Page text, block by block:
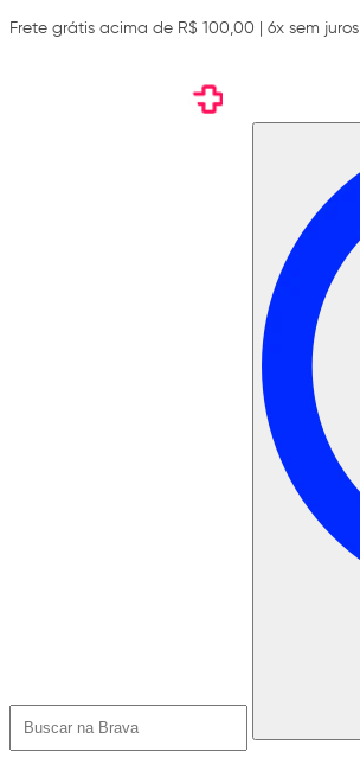
Frete grátis acima de R$ 100,00 | 6x sem juros